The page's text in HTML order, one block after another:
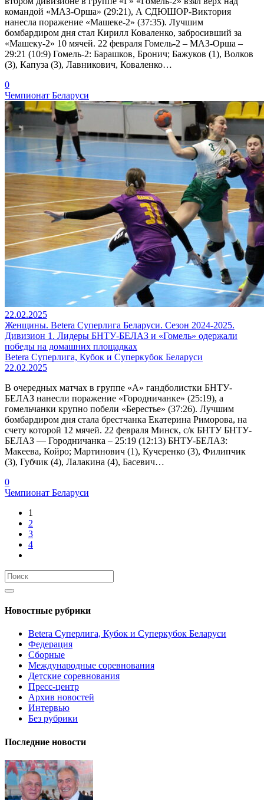
командой «МАЗ-Орша» (29:21), А СДЮШОР-Виктория
нанесла поражение «Машеке-2» (37:35). Лучшим
бомбардиром дня стал Кирилл Коваленко, забросивший за
«Машеку-2» 10 мячей. 22 февраля Гомель-2 – МАЗ-Орша –
29:21 (10:9) Гомель-2: Барашков, Бронич; Бажуков (1), Волков
(3), Капуза (3), Лавникович, Коваленко…
0
Чемпионат Беларуси
22.02.2025
Женщины. Betera Суперлига Беларуси. Сезон 2024-2025.
Дивизион 1. Лидеры БНТУ-БЕЛАЗ и «Гомель» одержали
победы на домашних площадках
Betera Суперлига, Кубок и Суперкубок Беларуси
22.02.2025
В очередных матчах в группе «А» гандболистки БНТУ-
БЕЛАЗ нанесли поражение «Городничанке» (25:19), а
гомельчанки крупно побели «Берестье» (37:26). Лучшим
бомбардиром дня стала брестчанка Екатерина Риморова, на
счету которой 12 мячей. 22 февраля Минск, с/к БНТУ БНТУ-
БЕЛАЗ — Городничанка – 25:19 (12:13) БНТУ-БЕЛАЗ:
Макеева, Койро; Мартинович (1), Кучеренко (3), Филипчик
(3), Губчик (4), Лалакина (4), Басевич…
0
Чемпионат Беларуси
1
2
3
4
Новостные рубрики
Betera Суперлига, Кубок и Суперкубок Беларуси
Федерация
Сборные
Международные соревнования
Детские соревнования
Пресс-центр
Архив новостей
Интервью
Без рубрики
Последние новости